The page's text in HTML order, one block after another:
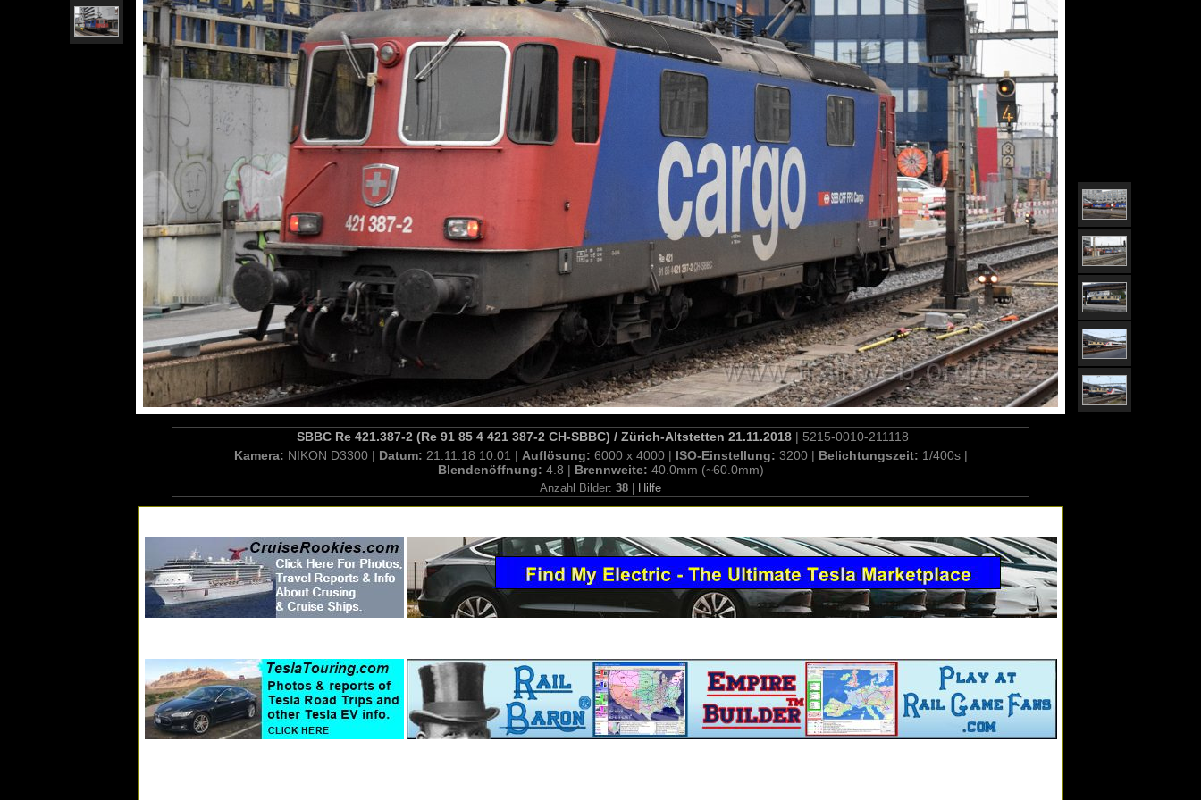
SBBC Re 421.387-2 (Re 91 85 4 421 387-2 CH-SBBC) / Zürich-Altstetten 21.11.2018| 5215-0010-211118
Kamera: NIKON D3300 | Datum: 21.11.18 10:01 | Auflösung: 6000 x 4000 | ISO-Einstellung: 3200 | Belichtungszeit: 1/400s |
Blendenöffnung: 4.8 | Brennweite: 40.0mm (~60.0mm)
Anzahl Bilder: 38 Hilfe